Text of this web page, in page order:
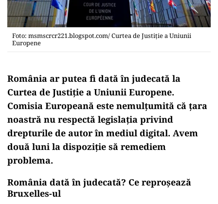
Foto: msmscrcr221.blogspot.com/ Curtea de Justiție a Uniunii
Europene
România ar putea fi dată în judecată la
Curtea de Justiție a Uniunii Europene.
Comisia Europeană este nemulțumită că țara
noastră nu respectă legislația privind
drepturile de autor în mediul digital. Avem
două luni la dispoziție să remediem
problema.
România dată în judecată? Ce reproșează
Bruxelles-ul